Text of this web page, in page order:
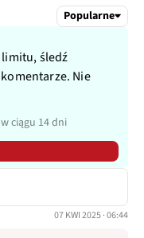
Popularne
limitu, śledź
Nie
ciągu 14 dni
07 KWI 2025 · 06:44